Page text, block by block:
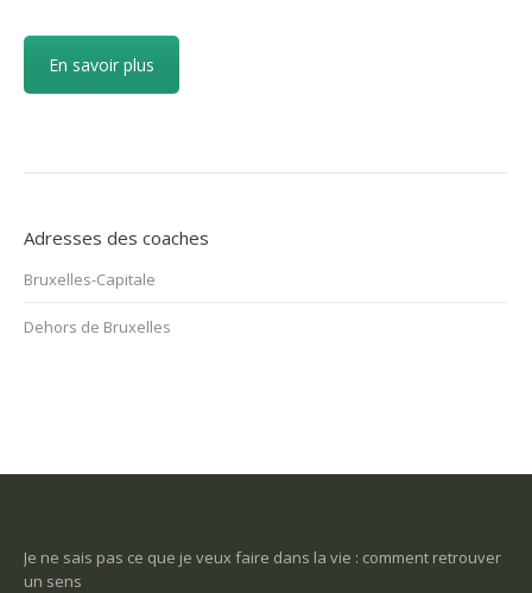
En savoir plus
Adresses des coaches
Bruxelles-Capitale
Dehors de Bruxelles
Je ne sais pas ce que je veux faire dans la vie : comment retrouver
un sens